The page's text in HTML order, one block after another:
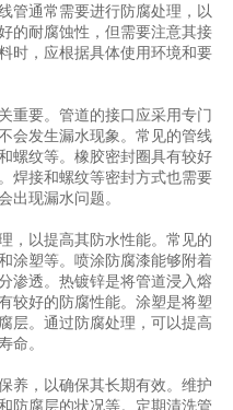
管通常需要进行防腐处理，以
的耐腐蚀性，但需要注意其接
时，应根据具体使用环境和要
重要。管道的接口应采用专门
会发生漏水现象。常见的管线
螺纹等。橡胶密封圈具有较好
焊接和螺纹等密封方式也需要
出现漏水问题。
，以提高其防水性能。常见的
涂塑等。喷涂防腐漆能够附着
渗透。热镀锌是将管道浸入熔
较好的防腐性能。涂塑是将塑
层。通过防腐处理，可以提高
命。
养，以确保其长期有效。维护
防腐层的状况等。定期清洗管